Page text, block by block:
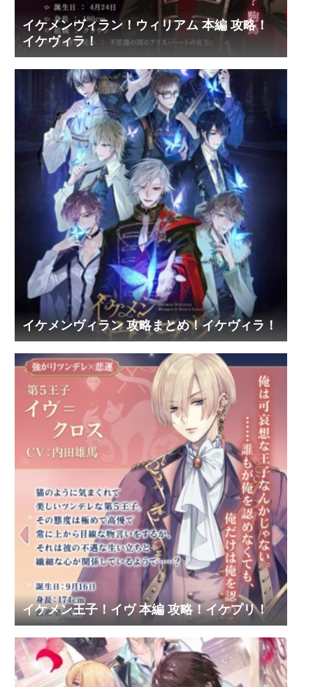
イケメンヴィラン！ウィリアム 本編 攻略！
イケヴィラ！
イケメンヴィラン 攻略まとめ！イケヴィラ！
イケメン王子！イヴ 本編 攻略！イケプリ！